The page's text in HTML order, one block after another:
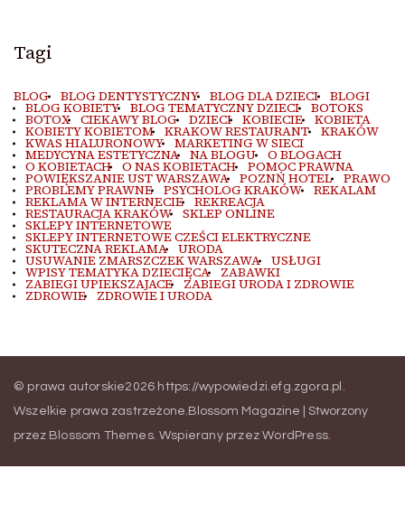
Tagi
BLOG BLOG DENTYSTYCZNY BLOG DLA DZIECI BLOGI
BLOG KOBIETY BLOG TEMATYCZNY DZIECI BOTOKS
BOTOX CIEKAWY BLOG DZIECI KOBIECIE KOBIETA
KOBIETY KOBIETOM KRAKOW RESTAURANT KRAKÓW
KWAS HIALURONOWY MARKETING W SIECI
MEDYCYNA ESTETYCZNA NA BLOGU O BLOGACH
O KOBIETACH O NAS KOBIETACH POMOC PRAWNA
POWIĘKSZANIE UST WARSZAWA POZNŃ HOTEL PRAWO
PROBLEMY PRAWNE PSYCHOLOG KRAKÓW REKALAM
REKLAMA W INTERNECIE REKREACJA
RESTAURACJA KRAKÓW SKLEP ONLINE
SKLEPY INTERNETOWE
SKLEPY INTERNETOWE CZEŚCI ELEKTRYCZNE
SKUTECZNA REKLAMA URODA
USUWANIE ZMARSZCZEK WARSZAWA USŁUGI
WPISY TEMATYKA DZIECIĘCA ZABAWKI
ZABIEGI UPIEKSZAJACE ZABIEGI URODA I ZDROWIE
ZDROWIE ZDROWIE I URODA
© prawa autorskie2026 https://wypowiedzi.efg.zgora.pl .
Wszelkie prawa zastrzeżone. Blossom Magazine | Stworzony
przez Blossom Themes. Wspierany przezWordPress.